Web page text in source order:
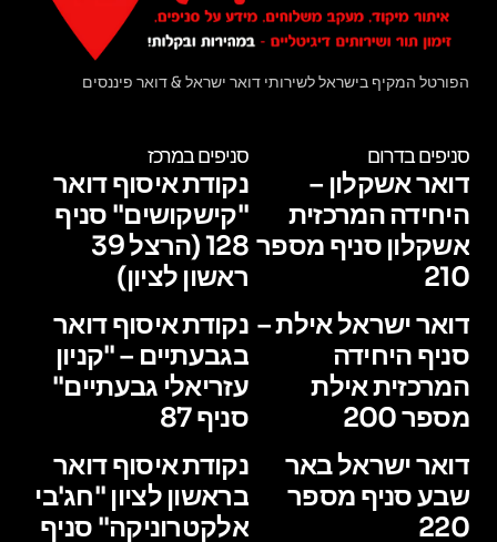
הפורטל המקיף בישראל לשירותי דואר ישראל & דואר פיננסים
סניפים בדרום
דואר אשקלון –
היחידה המרכזית
אשקלון סניף מספר
210
דואר ישראל אילת –
סניף היחידה
המרכזית אילת
מספר 200
דואר ישראל באר
שבע סניף מספר
220
סניפים במרכז
נקודת איסוף דואר
"קישקושים" סניף
128 (הרצל 39
ראשון לציון)
נקודת איסוף דואר
בגבעתיים – "קניון
עזריאלי גבעתיים"
סניף 87
נקודת איסוף דואר
בראשון לציון "חג'בי
אלקטרוניקה" סניף